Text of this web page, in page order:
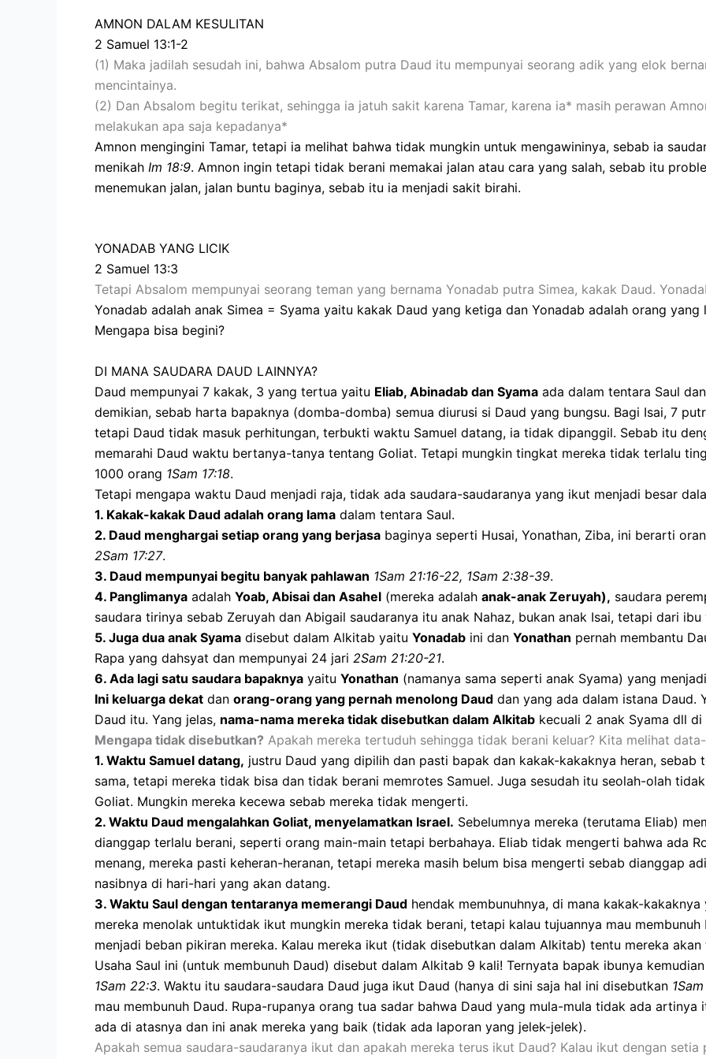
AMNON DALAM KESULITAN
2 Samuel 13:1-2
(1) Maka jadilah sesudah ini, bahwa Absalom putra Daud itu mempunyai seorang adik yang elok
mencintainya.
(2) Dan Absalom begitu terikat, sehingga ia jatuh sakit karena Tamar, karena ia* masih perawan
melakukan apa saja kepadanya*
Amnon mengingini Tamar, tetapi ia melihat bahwa tidak mungkin untuk mengawininya, sebab ia
menikah Im 18:9. Amnon ingin tetapi tidak berani memakai jalan atau cara yang salah, sebab itu
menemukan jalan, jalan buntu baginya, sebab itu ia menjadi sakit birahi.
YONADAB YANG LICIK
2 Samuel 13:3
Tetapi Absalom mempunyai seorang teman yang bernama Yonadab putra Simea, kakak Daud.
Yonadab adalah anak Simea = Syama yaitu kakak Daud yang ketiga dan Yonadab adalah orang
Mengapa bisa begini?
DI MANA SAUDARA DAUD LAINNYA?
Daud mempunyai 7 kakak, 3 yang tertua yaitu Eliab, Abinadab dan Syama ada dalam tentara Saul
demikian, sebab harta bapaknya (domba-domba) semua diurusi si Daud yang bungsu. Bagi Isai, 7
tetapi Daud tidak masuk perhitungan, terbukti waktu Samuel datang, ia tidak dipanggil. Sebab itu
memarahi Daud waktu bertanya-tanya tentang Goliat. Tetapi mungkin tingkat mereka tidak terlalu
1000 orang 1Sam 17:18.
Tetapi mengapa waktu Daud menjadi raja, tidak ada saudara-saudaranya yang ikut menjadi besar
1. Kakak-kakak Daud adalah orang lama dalam tentara Saul.
2. Daud menghargai setiap orang yang berjasa baginya seperti Husai, Yonathan, Ziba, ini berarti
2Sam 17:27.
3. Daud mempunyai begitu banyak pahlawan 1Sam 21:16-22, 1Sam 2:38-39.
4. Panglimanya adalah Yoab, Abisai dan Asahel (mereka adalah anak-anak Zeruyah), saudara
saudara tirinya sebab Zeruyah dan Abigail saudaranya itu anak Nahaz, bukan anak Isai, tetapi dari ibu
5. Juga dua anak Syama disebut dalam Alkitab yaitu Yonadab ini dan Yonathan pernah membantu
Rapa yang dahsyat dan mempunyai 24 jari 2Sam 21:20-21.
6. Ada lagi satu saudara bapaknya yaitu Yonathan (namanya sama seperti anak Syama) yang
Ini keluarga dekat dan orang-orang yang pernah menolong Daud dan yang ada dalam istana Daud.
Daud itu. Yang jelas, nama-nama mereka tidak disebutkan dalam Alkitab kecuali 2 anak Syama dll di
Mengapa tidak disebutkan? Apakah mereka tertuduh sehingga tidak berani keluar? Kita melihat
1. Waktu Samuel datang, justru Daud yang dipilih dan pasti bapak dan kakak-kakaknya heran, sebab
sama, tetapi mereka tidak bisa dan tidak berani memrotes Samuel. Juga sesudah itu seolah-olah
Goliat. Mungkin mereka kecewa sebab mereka tidak mengerti.
2. Waktu Daud mengalahkan Goliat, menyelamatkan Israel. Sebelumnya mereka (terutama Eliab)
dianggap terlalu berani, seperti orang main-main tetapi berbahaya. Eliab tidak mengerti bahwa ada
menang, mereka pasti keheran-heranan, tetapi mereka masih belum bisa mengerti sebab dianggap
nasibnya di hari-hari yang akan datang.
3. Waktu Saul dengan tentaranya memerangi Daud hendak membunuhnya, di mana kakak-
mereka menolak untuktidak ikut mungkin mereka tidak berani, tetapi kalau tujuannya mau
menjadi beban pikiran mereka. Kalau mereka ikut (tidak disebutkan dalam Alkitab) tentu mereka
Usaha Saul ini (untuk membunuh Daud) disebut dalam Alkitab 9 kali! Ternyata bapak ibunya
1Sam 22:3. Waktu itu saudara-saudara Daud juga ikut Daud (hanya di sini saja hal ini disebutkan
mau membunuh Daud. Rupa-rupanya orang tua sadar bahwa Daud yang mula-mula tidak ada
ada di atasnya dan ini anak mereka yang baik (tidak ada laporan yang jelek-jelek).
Apakah semua saudara-saudaranya ikut dan apakah mereka terus ikut Daud? Kalau ikut dengan